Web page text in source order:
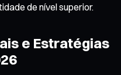
de nível superior.
e Estratégias